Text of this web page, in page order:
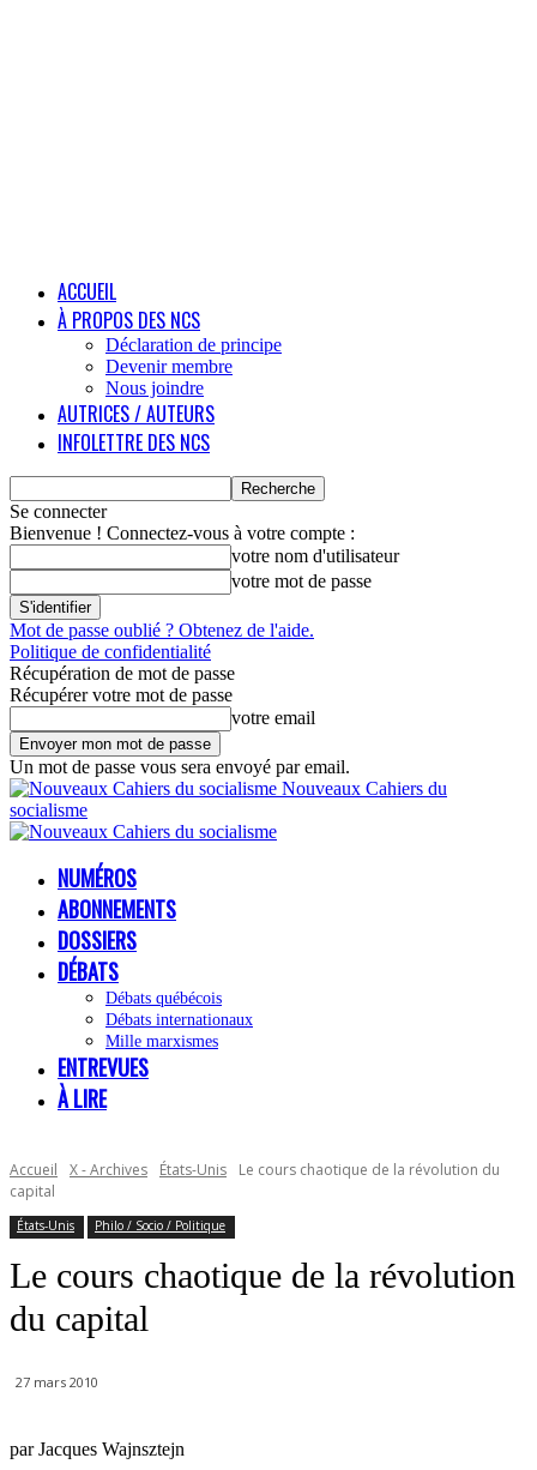
ACCUEIL
À PROPOS DES NCS
Déclaration de principe
Devenir membre
Nous joindre
AUTRICES / AUTEURS
INFOLETTRE DES NCS
Se connecter
Bienvenue ! Connectez-vous à votre compte :
votre nom d'utilisateur
votre mot de passe
Mot de passe oublié ? Obtenez de l'aide.
Politique de confidentialité
Récupération de mot de passe
Récupérer votre mot de passe
votre email
Un mot de passe vous sera envoyé par email.
Nouveaux Cahiers du
socialisme
NUMÉROS
ABONNEMENTS
DOSSIERS
DÉBATS
Débats québécois
Débats internationaux
Mille marxismes
ENTREVUES
À LIRE
Accueil X - Archives États-Unis
Le cours chaotique de la révolution du
capital
États-Unis Philo / Socio / Politique
Le cours chaotique de la révolution
du capital
27 mars 2010
par Jacques Wajnsztejn